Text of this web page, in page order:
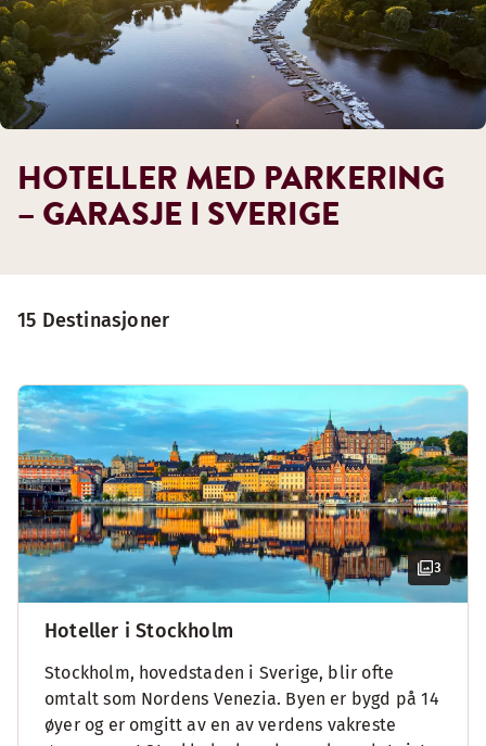
15 Destinasjoner
3
Hoteller i Stockholm
Stockholm, hovedstaden i Sverige, blir ofte
omtalt som Nordens Venezia. Byen er bygd på 14
øyer og er omgitt av en av verdens vakreste
HOTELLER MED PARKERING
– GARASJE I SVERIGE